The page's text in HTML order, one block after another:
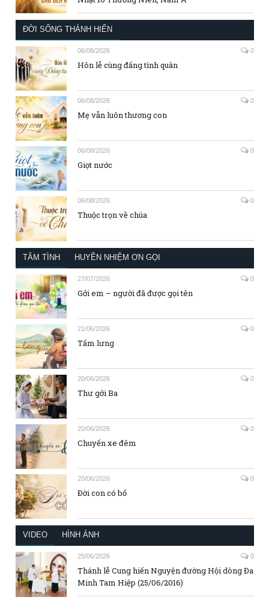
ĐỜI SỐNG THÁNH HIẾN
06/08/2026 0
Hôn lễ cùng đấng tình quân
06/08/2026 0
Mẹ vẫn luôn thương con
06/08/2026 0
Giọt nước
06/08/2026 0
Thuộc trọn về chúa
TÂM TÌNH HUYỀN NHIỆM ƠN GỌI
27/07/2026 0
Gởi em – người đã được gọi tên
21/06/2026 0
Tấm lưng
20/06/2026 0
Thư gởi Ba
20/06/2026 0
Chuyến xe đêm
20/06/2026 0
Đời con có bố
VIDEO HÌNH ẢNH
25/06/2026 0
Thánh lễ Cung hiến Nguyện đường Hội dòng Đa
Minh Tam Hiệp (25/06/2016)